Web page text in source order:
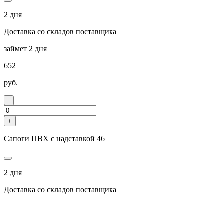
2 дня
Доставка со складов поставщика
займет 2 дня
652
руб.
-
+
Сапоги ПВХ с надставкой 46
2 дня
Доставка со складов поставщика